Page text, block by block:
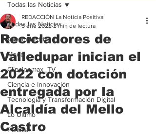
Todas las Noticias
Agroindustria
Moda
Clipcinemax_TV
Ciencia e Innovación
Tecnología y Transformación Digital
Lo Ultimo
Politica
Todas las Noticias
Recicladores de
Valledupar inician el
2022 con dotación
entregada por la
Alcaldía del Mello
Castro
REDACCIÓN La Noticia Positiva
5 ene 2022 2 min de lectura